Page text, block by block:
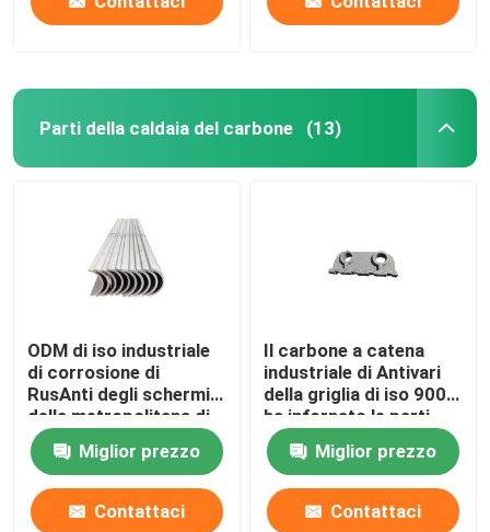
Parti della caldaia del carbone (13)
ODM di iso industriale
di corrosione di
RusAnti degli schermi
della metropolitana di
caldaia della centrale
elettricaMiglior prezzo
Contattaci
Il carbone a catena
industriale di Antivari
della griglia di iso 9001
ha infornato le parti
della caldaia a vapore
Miglior prezzo
Contattaci